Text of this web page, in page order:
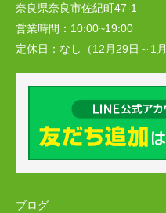
奈良県奈良市佐紀町47-1
営業時間： 10:00~19:00
定休日： なし（12月29日～1
ブログ